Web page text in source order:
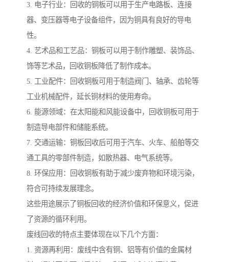
3. 电子行业：回收的铜板可以用于生产电路板、连接
器、变压器等电子设备组件，因为铜具有良好的导电
性。
4. 艺术品和工艺品：铜板可以用于制作雕塑、装饰品、
饰等艺术品，回收铜板降低了制作成本。
5. 工业配件：回收铜板可用于制造阀门、轴承、齿轮等
工业机械配件，延长铜材料的使用寿命。
6. 能源领域：在太阳能和风能设备中，回收铜板可用于
制造导电部件和储能系统。
7. 交通运输：铜板回收后可用于汽车、火车、船舶等交
通工具的零部件制造，如散热器、电气系统等。
8. 环保应用：回收铜板有助于减少废弃物和环境污染，
符合可持续发展理念。
这些用途展示了铜板回收的经济价值和环保意义，促进
了资源的循环利用。
废线回收的特点主要体现在以下几个方面：
1. 资源再利用：废线中含有铜、铝等有价值的金属材